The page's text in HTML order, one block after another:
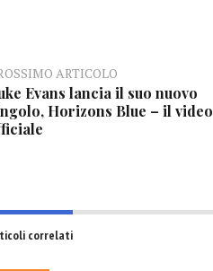
ARTICOLO
Evans lancia il suo nuovo
Horizons Blue – il video
correlati